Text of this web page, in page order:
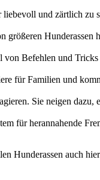
und zärt­lich zu
Hun­de­ras­sen
von Befeh­len und
für Fami­li­en und
Sie nei­gen dazu,
für her­an­na­hen­de
Hun­de­ras­sen auch